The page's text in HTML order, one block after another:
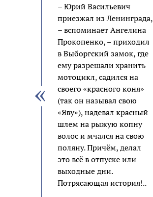
– Юрий Васильевич
приезжал из Ленинграда,
– вспоминает Ангелина
Прокопенко, – приходил
в Выборгский замок, где
ему разрешали хранить
мотоцикл, садился на
своего «красного коня»
(так он называл свою
«Яву»), надевал красный
шлем на рыжую копну
волос и мчался на свою
поляну. Причём, делал
это всё в отпуске или
выходные дни.
Потрясающая история!..